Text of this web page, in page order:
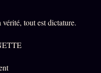
tout est dictature.